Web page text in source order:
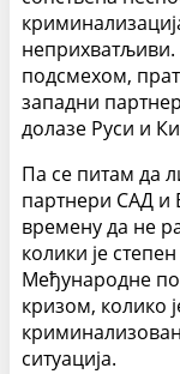
неприхватљиви.
подсмехом,
западни
долазе Руси и
Па се питам да
партнери САД и
времену да не
колики је
Међународне
кризом, колико
ситуација.